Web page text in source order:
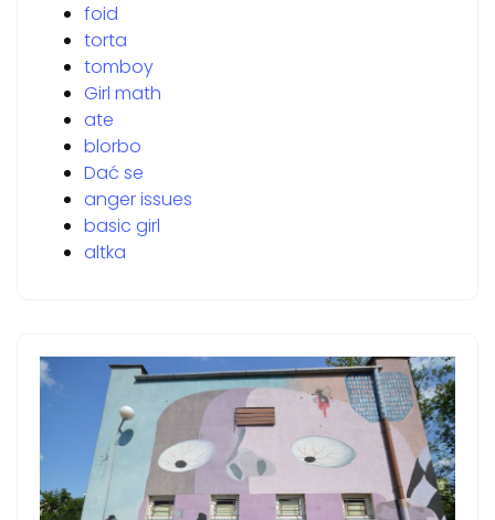
foid
torta
tomboy
Girl math
ate
blorbo
Dać se
anger issues
basic girl
altka